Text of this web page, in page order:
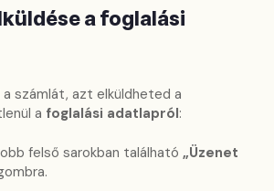
a foglalási
számlát, azt elküldheted a
a foglalási adatlapról:
felső sarokban található „Üzenet